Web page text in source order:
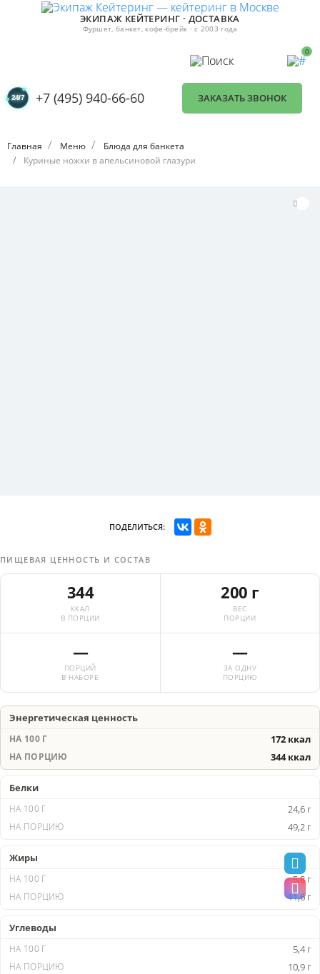
ЭКИПАЖ КЕЙТЕРИНГ · ДОСТАВКА
Фуршет, банкет, кофе-брейк · с 2003 года
0
+7 (495) 940-66-60 ЗАКАЗАТЬ ЗВОНОК
Главная Меню
Блюда для банкета
Куриные ножки в апельсиновой глазури
ПОДЕЛИТЬСЯ:
ПИЩЕВАЯ ЦЕННОСТЬ И СОСТАВ
344
ККАЛ
В ПОРЦИИ
200 г
ВЕС
ПОРЦИИ
—
ПОРЦИЙ
В НАБОРЕ
—
ЗА ОДНУ
ПОРЦИЮ
Энергетическая ценность
172 ккал
344 ккал
Белки
24,6 г
49,2 г
Жиры
5,8 г
11,6 г
Углеводы
5,4 г
10,9 г